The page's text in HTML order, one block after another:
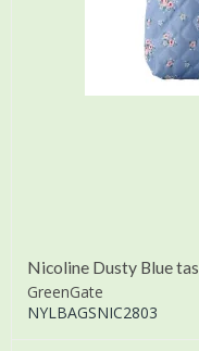
Nicoline Dusty Blue
GreenGate
NYLBAGSNIC2803